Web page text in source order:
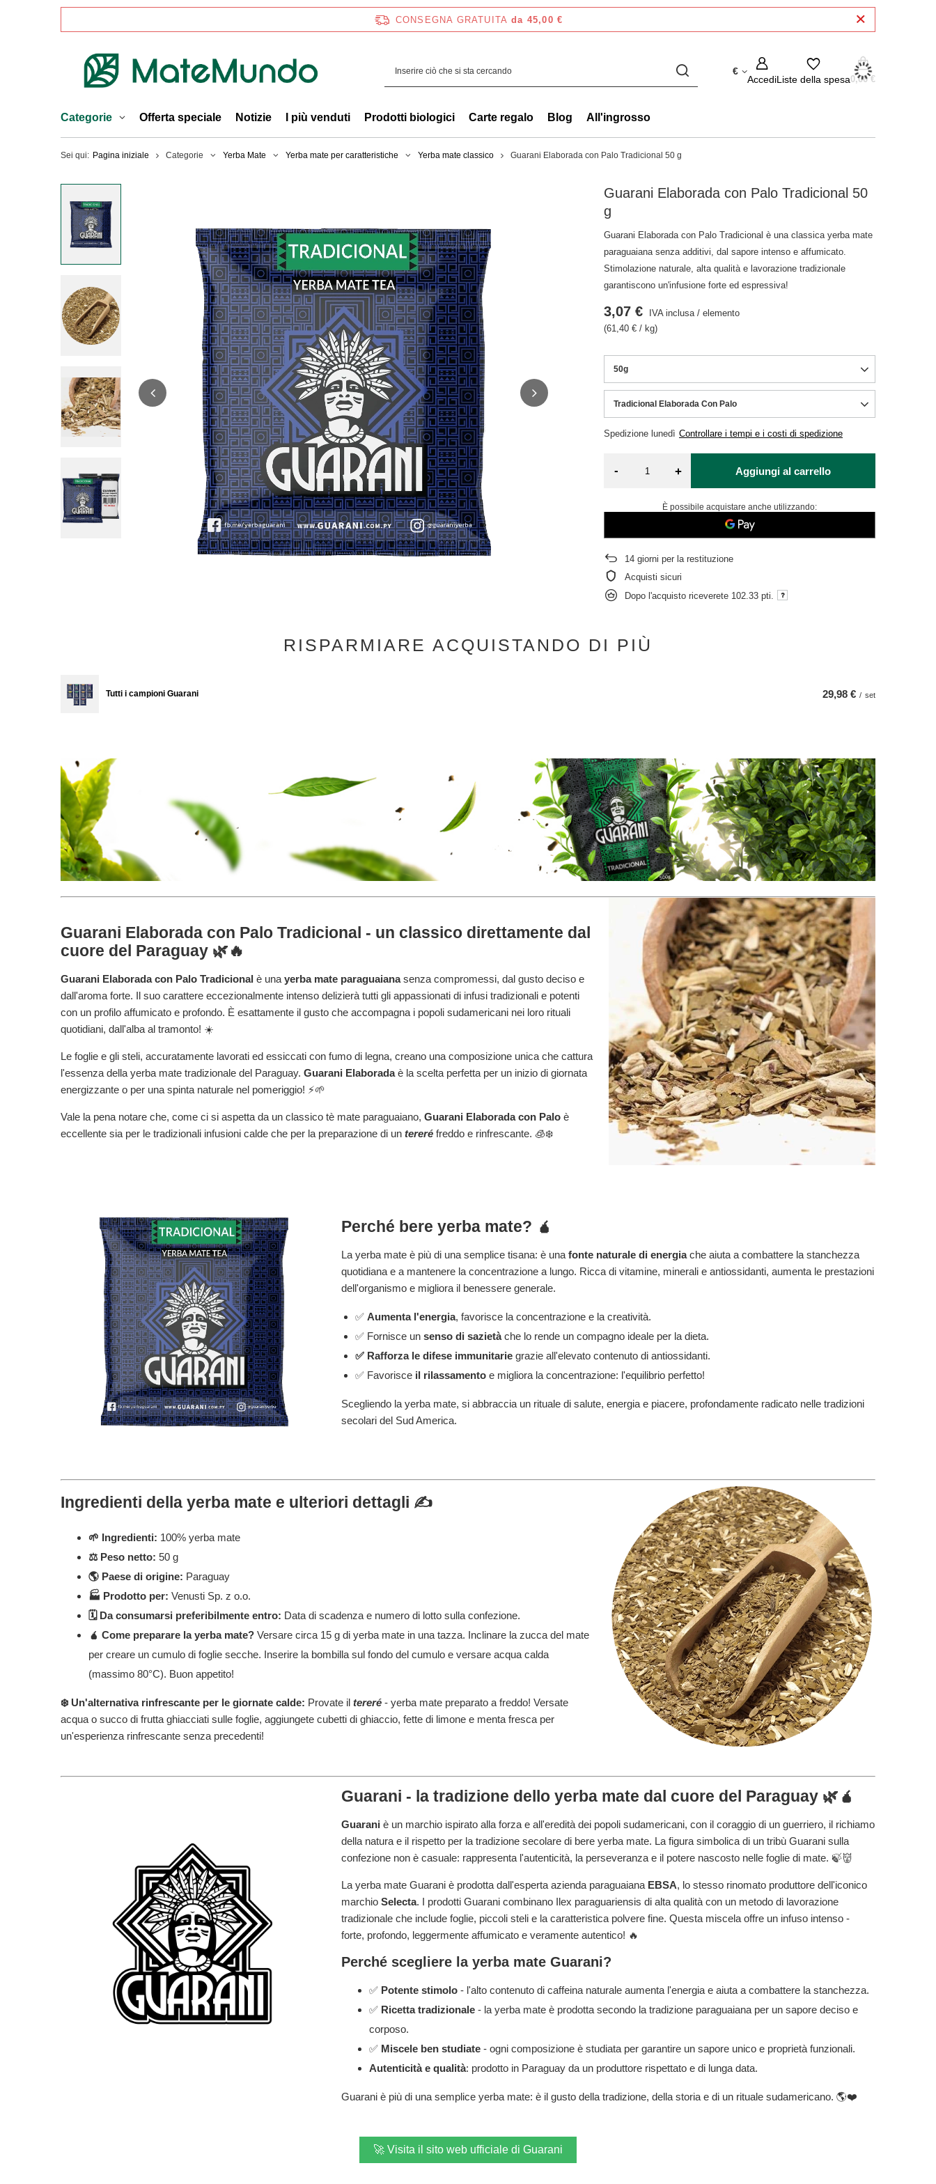
CONSEGNA GRATUITA da 45,00 €
€
AccediListe della spesa0,00 €
Categorie Offerta speciale Notizie I più venduti Prodotti biologici Carte regalo Blog All'ingrosso
Sei qui: Pagina iniziale Categorie Yerba Mate Yerba mate per caratteristiche Yerba mate classico Guarani Elaborada con Palo Tradicional 50 g
Guarani Elaborada con Palo Tradicional 50
g
Guarani Elaborada con Palo Tradicional è una classica yerba mate
paraguaiana senza additivi, dal sapore intenso e affumicato.
Stimolazione naturale, alta qualità e lavorazione tradizionale
garantiscono un'infusione forte ed espressiva!
50g
Tradicional Elaborada Con Palo
Spedizione lunedì Controllare i tempi e i costi di spedizione
3,07 € IVA inclusa/elemento
(61,40 € / kg)
- + Aggiungi al carrello
È possibile acquistare anche utilizzando:
14 giorni per la restituzione
Acquisti sicuri
Dopo l'acquisto riceverete 102.33 pti.
RISPARMIARE ACQUISTANDO DI PIÙ
Tutti i campioni Guarani 29,98 € / set
Guarani Elaborada con Palo Tradicional - un classico direttamente dal
cuore del Paraguay 🌿🔥
Guarani Elaborada con Palo Tradicional è una yerba mate paraguaianasenza compromessi, dal gusto deciso e
dall'aroma forte. Il suo carattere eccezionalmente intenso delizierà tutti gli appassionati di infusi tradizionali e potenti
con un profilo affumicato e profondo. È esattamente il gusto che accompagna i popoli sudamericani nei loro rituali
quotidiani, dall'alba al tramonto! ☀️
Le foglie e gli steli, accuratamente lavorati ed essiccati con fumo di legna, creano una composizione unica che cattura
l'essenza della yerba mate tradizionale del Paraguay. Guarani Elaboradaè la scelta perfetta per un inizio di giornata
energizzante o per una spinta naturale nel pomeriggio! ⚡🌱
Vale la pena notare che, come ci si aspetta da un classico tè mate paraguaiano, Guarani Elaborada con Palo è
eccellente sia per le tradizionali infusioni calde che per la preparazione di un tereré freddo e rinfrescante. 🧊❄️
Perché bere yerba mate? 🧉
La yerba mate è più di una semplice tisana: è unafonte naturale di energiache aiuta a combattere la stanchezza
quotidiana e a mantenere la concentrazione a lungo. Ricca di vitamine, minerali e antiossidanti, aumenta le prestazioni
dell'organismo e migliora il benessere generale.
✅Aumenta l'energia, favorisce la concentrazione e la creatività.
✅ Fornisce unsenso di sazietàche lo rende un compagno ideale per la dieta.
✅ Rafforza le difese immunitarie grazie all'elevato contenuto di antiossidanti.
✅ Favorisce il rilassamento e migliora la concentrazione: l'equilibrio perfetto!
Scegliendo la yerba mate, si abbraccia un rituale di salute, energia e piacere, profondamente radicato nelle tradizioni
secolari del Sud America.
Ingredienti della yerba mate e ulteriori dettagli ✍️
🌱 Ingredienti: 100% yerba mate
⚖️ Peso netto: 50 g
🌎 Paese di origine: Paraguay
🏭 Prodotto per: Venusti Sp. z o.o.
🗓️ Da consumarsi preferibilmente entro: Data di scadenza e numero di lotto sulla confezione.
🧉 Come preparare la yerba mate? Versare circa 15 g di yerba mate in una tazza. Inclinare la zucca del mate
per creare un cumulo di foglie secche. Inserire la bombilla sul fondo del cumulo e versare acqua calda
(massimo 80°C). Buon appetito!
❄️ Un'alternativa rinfrescante per le giornate calde: Provate il tereré - yerba mate preparato a freddo! Versate
acqua o succo di frutta ghiacciati sulle foglie, aggiungete cubetti di ghiaccio, fette di limone e menta fresca per
un'esperienza rinfrescante senza precedenti!
Guarani - la tradizione dello yerba mate dal cuore del Paraguay 🌿🧉
Guarani è un marchio ispirato alla forza e all'eredità dei popoli sudamericani, con il coraggio di un guerriero, il richiamo
della natura e il rispetto per la tradizione secolare di bere yerba mate. La figura simbolica di un tribù Guarani sulla
confezione non è casuale: rappresenta l'autenticità, la perseveranza e il potere nascosto nelle foglie di mate. 🍃👹
La yerba mate Guarani è prodotta dall'esperta azienda paraguaiana EBSA, lo stesso rinomato produttore dell'iconico
marchioSelecta. I prodotti Guarani combinano Ilex paraguariensis di alta qualità con un metodo di lavorazione
tradizionale che include foglie, piccoli steli e la caratteristica polvere fine. Questa miscela offre un infuso intenso -
forte, profondo, leggermente affumicato e veramente autentico! 🔥
Perché scegliere la yerba mate Guarani?
✅ Potente stimolo - l'alto contenuto di caffeina naturale aumenta l'energia e aiuta a combattere la stanchezza.
✅ Ricetta tradizionale - la yerba mate è prodotta secondo la tradizione paraguaiana per un sapore deciso e
corposo.
✅ Miscele ben studiate - ogni composizione è studiata per garantire un sapore unico e proprietà funzionali.
Autenticità e qualità: prodotto in Paraguay da un produttore rispettato e di lunga data.
Guarani è più di una semplice yerba mate: è il gusto della tradizione, della storia e di un rituale sudamericano. 🌎❤️
🚀 Visita il sito web ufficiale di Guarani